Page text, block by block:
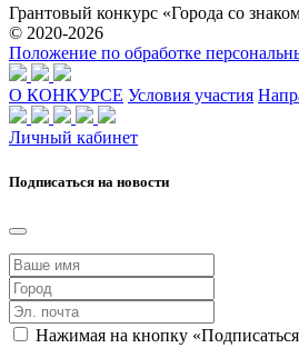
Грантовый конкурс «Города со
© 2020-2026
Положение по обработке
О КОНКУРСЕ Условия участия
Личный кабинет
Подписаться на новости
Нажимая на кнопку